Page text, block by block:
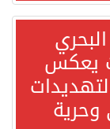
ورقة بحثية: التحالف البحري الدفاعي بقيادة الرياض يعيد صياغة مفهوم أمن البحار
يعكس
وحرية